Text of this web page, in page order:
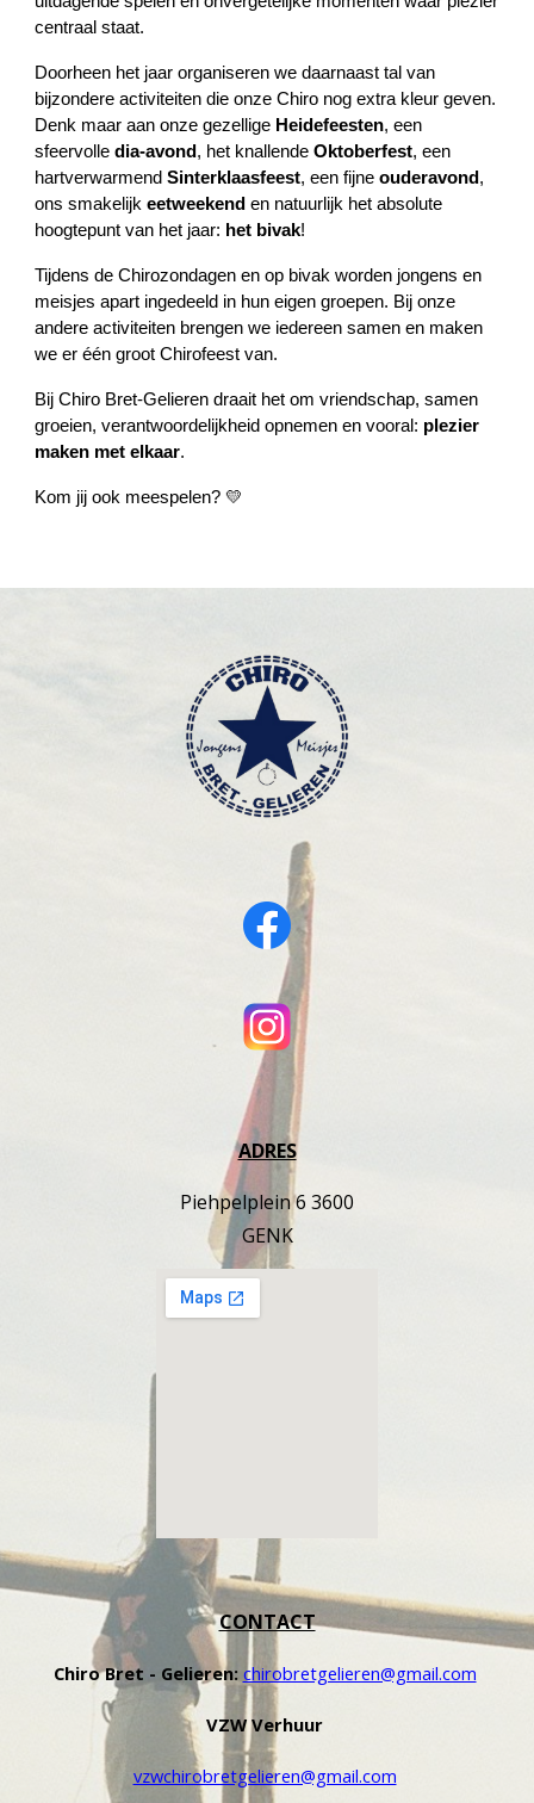
centraal staat.
Doorheen het jaar organiseren we daarnaast tal van
bijzondere activiteiten die onze Chiro nog extra kleur geven.
Denk maar aan onze gezellige Heidefeesten, een
sfeervolledia-avond , het knallendeOktoberfest, een
hartverwarmendSinterklaasfeest, een fijneouderavond ,
ons smakelijkeetweekend en natuurlijk het absolute
hoogtepunt van het jaar: het bivak!
Tijdens de Chirozondagen en op bivak worden jongens en
meisjes apart ingedeeld in hun eigen groepen. Bij onze
andere activiteiten brengen we iedereen samen en maken
we er één groot Chirofeest van.
Bij Chiro Bret-Gelieren draait het om vriendschap, samen
groeien, verantwoordelijkheid opnemen en vooral: plezier
maken met elkaar.
Kom jij ook meespelen? 💛
ADRES
Piehpelplein 6 3600
GENK
CONTACT
Chiro Bret - Gelieren: chirobretgelieren@gmail.com
VZW Verhuur
vzwchirobretgelieren@gmail.com